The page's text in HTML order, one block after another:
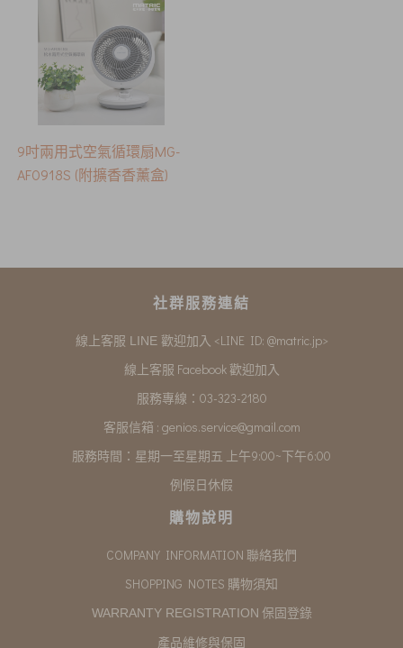
9吋兩用式空氣循環扇MG-
AF0918S (附擴香香薰盒)
社群服務連結
線上客服 LINE 歡迎加入 <LINE ID: @matric.jp>
線上客服 Facebook 歡迎加入
服務專線：03-323-2180
客服信箱 : genios.service@gmail.com
服務時間：星期一至星期五 上午9:00~下午6:00
例假日休假
購物說明
COMPANY INFORMATION 聯絡我們
SHOPPING NOTES 購物須知
WARRANTY REGISTRATION 保固登錄
產品維修與保固